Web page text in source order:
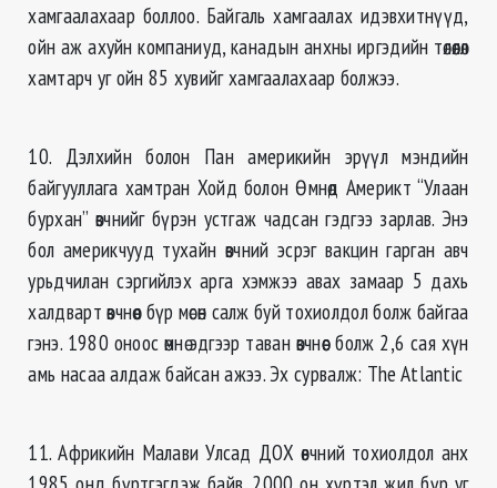
хамгаалахаар боллоо. Байгаль хамгаалах идэвхитнүүд,
ойн аж ахуйн компаниуд, канадын анхны иргэдийн төлөөлөл
хамтарч уг ойн 85 хувийг хамгаалахаар болжээ.
10. Дэлхийн болон Пан америкийн эрүүл мэндийн
байгууллага хамтран Хойд болон Өмнөд Америкт “Улаан
бурхан” өвчнийг бүрэн устгаж чадсан гэдгээ зарлав. Энэ
бол америкчууд тухайн өвчний эсрэг вакцин гарган авч
урьдчилан сэргийлэх арга хэмжээ авах замаар 5 дахь
халдварт өвчнөөс бүр мөсөн салж буй тохиолдол болж байгаа
гэнэ. 1980 оноос өмнө эдгээр таван өвчнөөс болж 2,6 сая хүн
амь насаа алдаж байсан ажээ. Эх сурвалж: The Atlantic
11. Африкийн Малави Улсад ДОХ өвчний тохиолдол анх